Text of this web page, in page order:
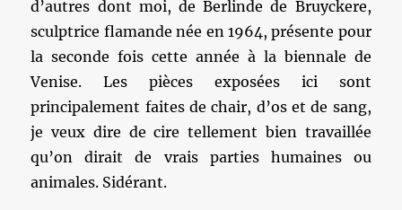
d’autres dont moi, de Berlinde de Bruyckere,
sculptrice flamande née en 1964, présente pour
la seconde fois cette année à la biennale de
Venise. Les pièces exposées ici sont
principalement faites de chair, d’os et de sang,
je veux dire de cire tellement bien travaillée
qu’on dirait de vrais parties humaines ou
animales. Sidérant.